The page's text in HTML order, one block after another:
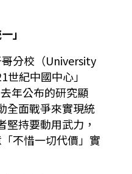
」
分校（University
紀中國中心」
年公布的研究顯
全面戰爭來實現統
持要動用武力，
不惜一切代價」實